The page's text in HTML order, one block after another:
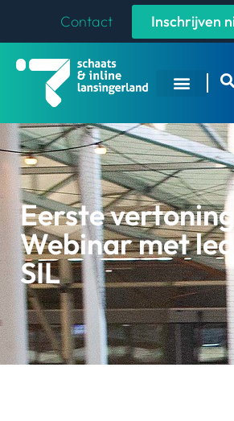
Inschrijven
Contact
Eerste
Webinar met
SIL